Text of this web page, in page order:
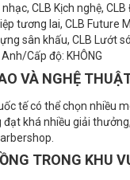
CLB Kịch nghệ,
tương lai, CLB Future
sân khấu, CLB Lướt
Cấp độ: KHÔNG
VÀ NGHỆ
tế có thể chọn nhiều
khá nhiều giải
TRONG KHU